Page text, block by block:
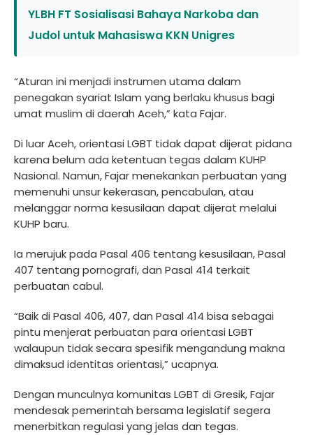
YLBH FT Sosialisasi Bahaya Narkoba dan
Judol untuk Mahasiswa KKN Unigres
“Aturan ini menjadi instrumen utama dalam
penegakan syariat Islam yang berlaku khusus bagi
umat muslim di daerah Aceh,” kata Fajar.
Di luar Aceh, orientasi LGBT tidak dapat dijerat pidana
karena belum ada ketentuan tegas dalam KUHP
Nasional. Namun, Fajar menekankan perbuatan yang
memenuhi unsur kekerasan, pencabulan, atau
melanggar norma kesusilaan dapat dijerat melalui
KUHP baru.
Ia merujuk pada Pasal 406 tentang kesusilaan, Pasal
407 tentang pornografi, dan Pasal 414 terkait
perbuatan cabul.
“Baik di Pasal 406, 407, dan Pasal 414 bisa sebagai
pintu menjerat perbuatan para orientasi LGBT
walaupun tidak secara spesifik mengandung makna
dimaksud identitas orientasi,” ucapnya.
Dengan munculnya komunitas LGBT di Gresik, Fajar
mendesak pemerintah bersama legislatif segera
menerbitkan regulasi yang jelas dan tegas.